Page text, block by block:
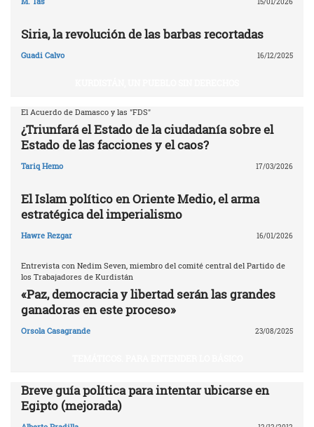
Siria, la revolución de las barbas recortadas
Guadi Calvo 16/12/2025
El Acuerdo de Damasco y las "FDS"
¿Triunfará el Estado de la ciudadanía sobre el
Estado de las facciones y el caos?
Tariq Hemo 17/03/2026
El Islam político en Oriente Medio, el arma
estratégica del imperialismo
Hawre Rezgar 16/01/2026
Entrevista con Nedim Seven, miembro del comité central del Partido de
los Trabajadores de Kurdistán
«Paz, democracia y libertad serán las grandes
ganadoras en este proceso»
Orsola Casagrande 23/08/2025
Breve guía política para intentar ubicarse en
Egipto (mejorada)